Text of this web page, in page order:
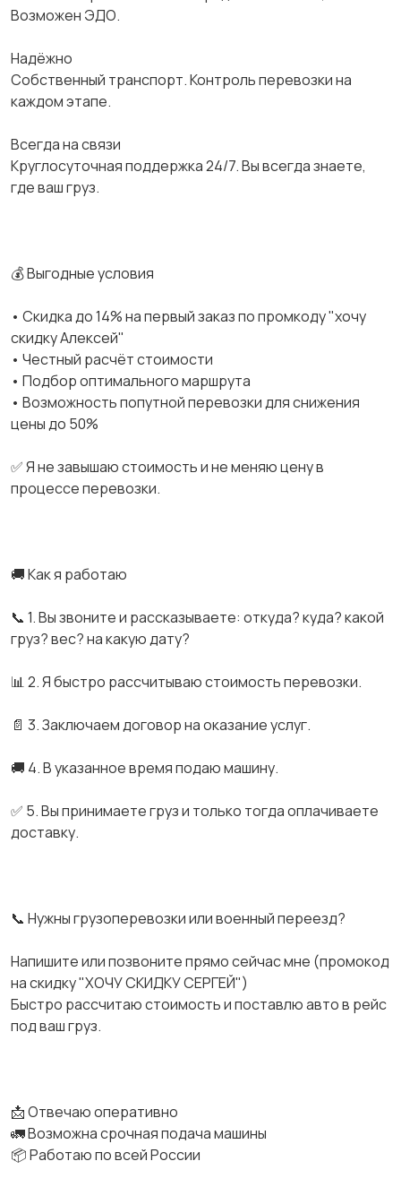
Возможен ЭДО.
Надёжно
Собственный транспорт. Контроль перевозки на
каждом этапе.
Всегда на связи
Круглосуточная поддержка 24/7. Вы всегда знаете,
где ваш груз.
💰 Выгодные условия
• Скидка до 14% на первый заказ по промкоду "хочу
скидку Алексей"
• Честный расчёт стоимости
• Подбор оптимального маршрута
• Возможность попутной перевозки для снижения
цены до 50%
✅ Я не завышаю стоимость и не меняю цену в
процессе перевозки.
🚚 Как я работаю
📞 1. Вы звоните и рассказываете: откуда? куда? какой
груз? вес? на какую дату?
📊 2. Я быстро рассчитываю стоимость перевозки.
📄 3. Заключаем договор на оказание услуг.
🚚 4. В указанное время подаю машину.
✅ 5. Вы принимаете груз и только тогда оплачиваете
доставку.
📞 Нужны грузоперевозки или военный переезд?
Напишите или позвоните прямо сейчас мне (промокод
на скидку "ХОЧУ СКИДКУ СЕРГЕЙ")
Быстро рассчитаю стоимость и поставлю авто в рейс
под ваш груз.
📩 Отвечаю оперативно
🚛 Возможна срочная подача машины
📦 Работаю по всей России